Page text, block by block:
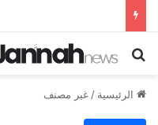
بحث عن
الرئيسية / غير مصنف